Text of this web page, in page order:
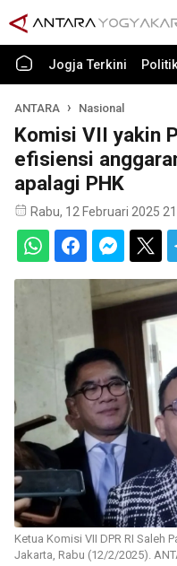
Jogja Terkini
ANTARA Nasional
Komisi VII yakin
efisiensi
apalagi PHK
Rabu, 12 Februari 2025
Ketua Komisi VII DPR RI Saleh
Jakarta, Rabu (12/2/2025).